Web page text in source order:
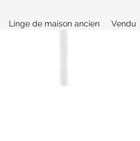
Linge de maison ancien Vendu